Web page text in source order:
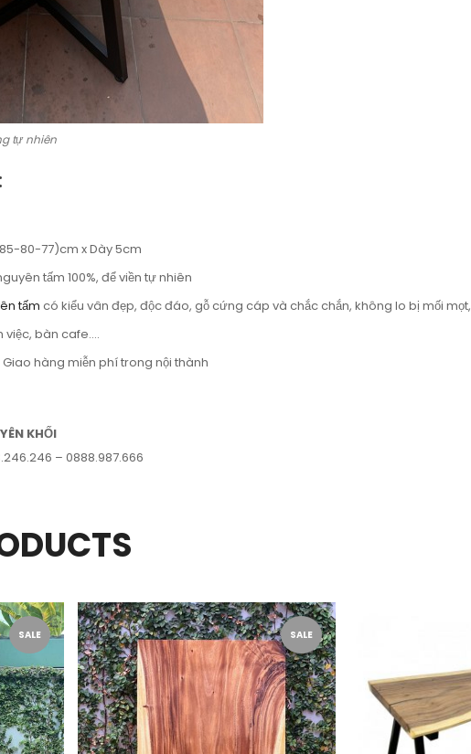
tự nhiên
80-77)cm x Dày 5cm
tấm 100%, để viền tự nhiên
tấm có kiểu vân đẹp, độc đáo, gỗ cứng cáp và chắc chắn, không lo bị mối
việc, bàn cafe….
Giao hàng miễn phí trong nội thành
KHỐI
– 0888.987.666
SALE SALE